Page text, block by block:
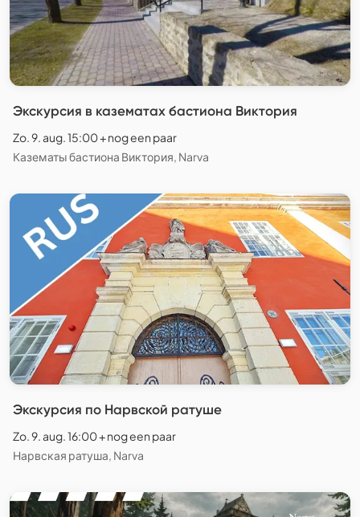
Экскурсия в казематах бастиона Виктория
Zo. 9. aug. 15:00 + nog een paar
Казематы бастиона Виктория, Narva
Экскурсия по Нарвской ратуше
Zo. 9. aug. 16:00 + nog een paar
Нарвская ратуша, Narva